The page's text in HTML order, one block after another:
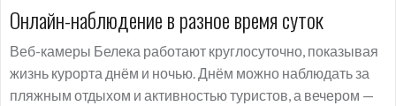
Онлайн-наблюдение в разное время суток
Веб-камеры Белека работают круглосуточно, показывая
жизнь курорта днём и ночью. Днём можно наблюдать за
пляжным отдыхом и активностью туристов, а вечером —